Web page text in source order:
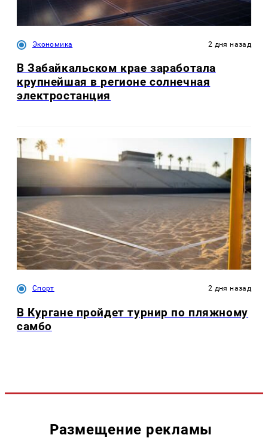
Экономика 2 дня назад
В Забайкальском крае заработала
крупнейшая в регионе солнечная
электростанция
Спорт 2 дня назад
В Кургане пройдет турнир по пляжному
самбо
Размещение рекламы